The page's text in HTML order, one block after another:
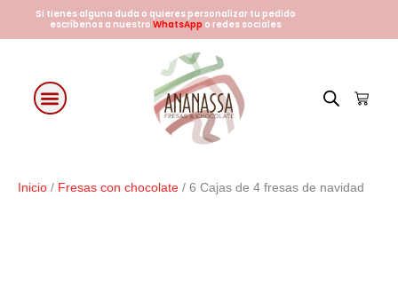
al
Si tienes alguna duda o quieres personalizar tu pedido
escríbenos a nuestro WhatsApp o redes sociales
Cart
Inicio / Fresas con chocolate / 6 Cajas de 4 fresas de navidad